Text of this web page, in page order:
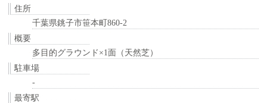
住所
千葉県銚子市笹本町860-2
概要
多目的グラウンド×1面（天然芝）
駐車場
-
最寄駅